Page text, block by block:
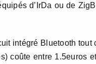
d’IrDa ou de
intégré Bluetooth
coûte entre 1.5euros